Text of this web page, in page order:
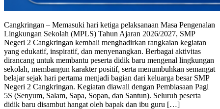
Cangkringan – Memasuki hari ketiga pelaksanaan Masa Pengenalan
Lingkungan Sekolah (MPLS) Tahun Ajaran 2026/2027, SMP
Negeri 2 Cangkringan kembali menghadirkan rangkaian kegiatan
yang edukatif, inspiratif, dan menyenangkan. Berbagai aktivitas
dirancang untuk membantu peserta didik baru mengenal lingkungan
sekolah, membangun karakter positif, serta menumbuhkan semangat
belajar sejak hari pertama menjadi bagian dari keluarga besar SMP
Negeri 2 Cangkringan. Kegiatan diawali dengan Pembiasaan Pagi
5S (Senyum, Salam, Sapa, Sopan, dan Santun). Seluruh peserta
didik baru disambut hangat oleh bapak dan ibu guru […]